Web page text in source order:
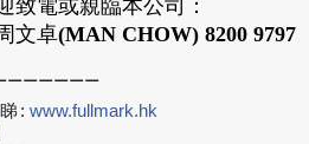
致電或親臨本公司：
文卓(MAN CHOW) 8200 9797
: www.fullmark.hk